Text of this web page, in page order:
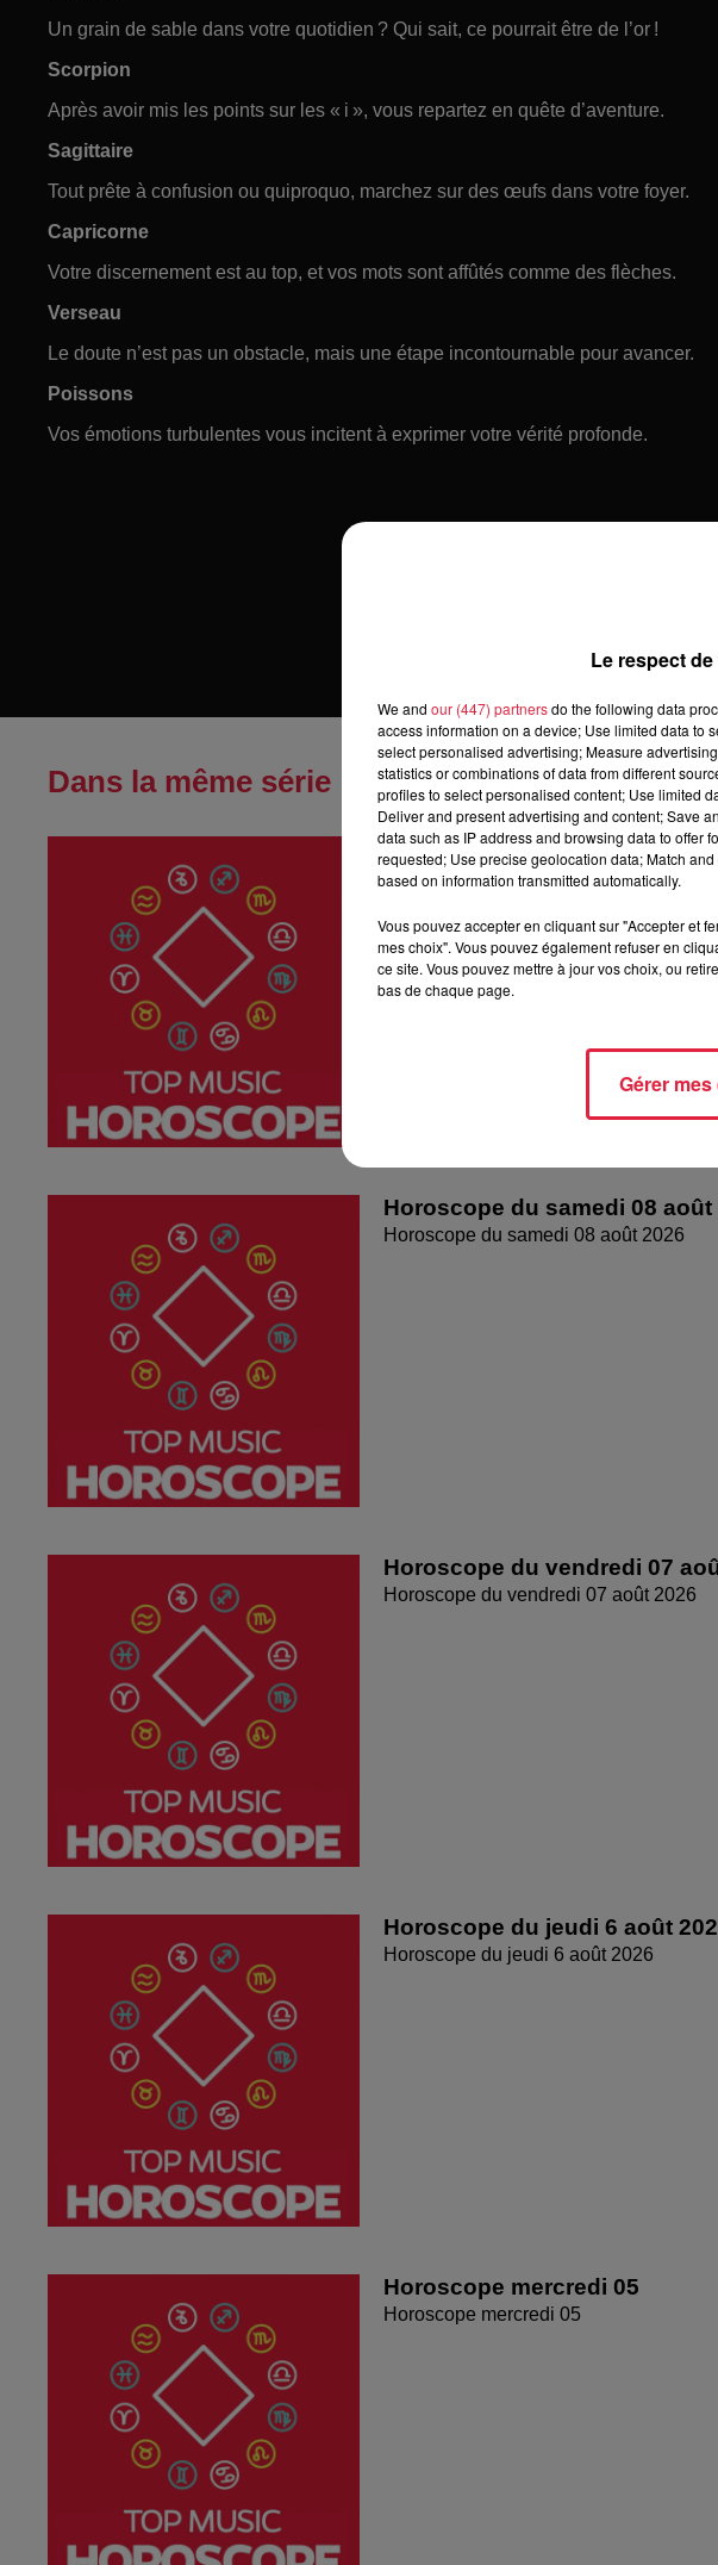
Un grain de sable dans votre quotidien ? Qui sait, ce pourrait être de l’or !
Scorpion
Après avoir mis les points sur les « i », vous repartez en quête d’aventure.
Sagittaire
Tout prête à confusion ou quiproquo, marchez sur des œufs dans votre foyer.
Capricorne
Votre discernement est au top, et vos mots sont affûtés comme des flèches.
Verseau
Le doute n’est pas un obstacle, mais une étape incontournable pour avancer.
Poissons
Vos émotions turbulentes vous incitent à exprimer votre vérité profonde.
Dans la même série
Horoscope du dimanche 09
Horoscope du dimanche 09 août 2026
Horoscope du samedi 08 août
Horoscope du samedi 08 août 2026
Horoscope du vendredi 07
Horoscope du vendredi 07 août 2026
Horoscope du jeudi 6 août
Horoscope du jeudi 6 août 2026
Horoscope mercredi 05
Horoscope mercredi 05
Le respect
We and our (447) partnersdo the following data
access information on a device; Use limited data to
select personalised advertising; Measure
statistics or combinations of data from different
profiles to select personalised content; Use limited
Deliver and present advertising and content; Save
data such as IP address and browsing data to offer
requested; Use precise geolocation data; Match
based on information transmitted automatically.
Vous pouvez accepter en cliquant sur "Accepter et
mes choix". Vous pouvez également refuser en
ce site. Vous pouvez mettre à jour vos choix, ou
bas de chaque page.
Gérer